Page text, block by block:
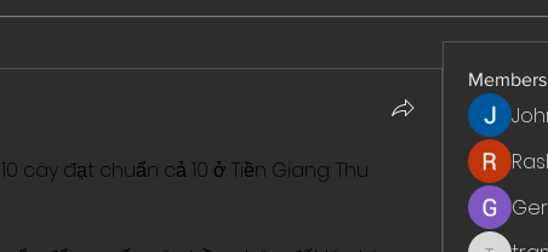
cây đạt chuẩn cả 10 ở Tiền Giang: Thu
Members